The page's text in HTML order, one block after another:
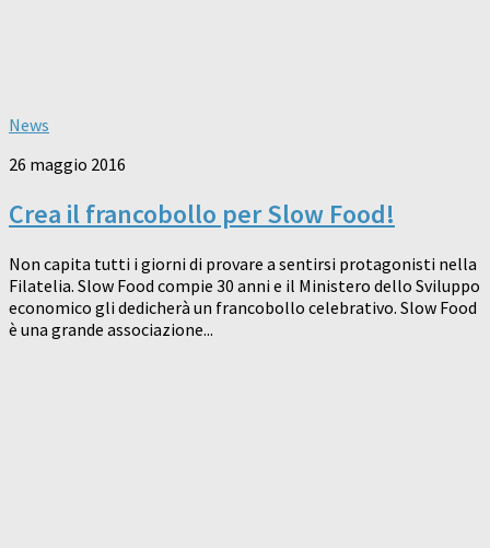
News
26 maggio 2016
Crea il francobollo per Slow Food!
Non capita tutti i giorni di provare a sentirsi protagonisti nella
Filatelia. Slow Food compie 30 anni e il Ministero dello Sviluppo
economico gli dedicherà un francobollo celebrativo. Slow Food
è una grande associazione...